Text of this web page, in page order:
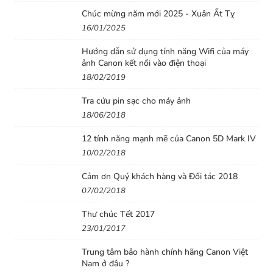
dưới nhiều góc độ khác nhau.
Nút điều khiển được chế tác tỉ mỉ với nút chụp và bán tay
Trải nghiệm sự thoải mái tuyệt vời và ổn định tối đa với
bán tay cầm cải tiến trên α7 II. Với chiều cao và hình
thậm chí khi chụp ở chế độ phơi sáng với ống kính tele.
Ngoài ra, nút chụp đã được tạo hình lớn hơn và dịch
chuyển lên phía trước cho thao tác bấm chụp thoải mái.
Đừng quên 10 nút có thể tùy biến - chúng có thể được
gán cho 56 tính năng chụp ảnh khác nhau với 10 nút tùy
Thân máy cứng cáp (thân máy và ngàm ống kính bằng
chất liệu Ma-giê bền bỉ)
ngàm ống kính và thân máy bằng chất liệu hợp kim ma-
giê chắc chắn cho bạn dễ dàng lắp những loại ống kính
Chúc mừng năm mới 2025 - Xuân Ất Tỵ
16/01/2025
Hướng dẫn sử dụng tính năng Wifi của máy
ảnh Canon kết nối vào điện thoại
18/02/2019
Tra cứu pin sạc cho máy ảnh
18/06/2018
12 tính năng mạnh mẽ của Canon 5D Mark IV
10/02/2018
Cảm ơn Quý khách hàng và Đối tác 2018
07/02/2018
Thư chúc Tết 2017
23/01/2017
Trung tâm bảo hành chính hãng Canon Việt
Nam ở đâu ?